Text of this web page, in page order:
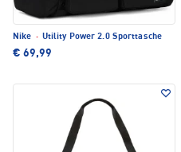
Nike · Utility Power 2.0 Sporttasche
€ 69,99